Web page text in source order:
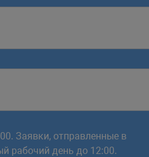
Заявки, отправленные в
рабочий день до 12:00.